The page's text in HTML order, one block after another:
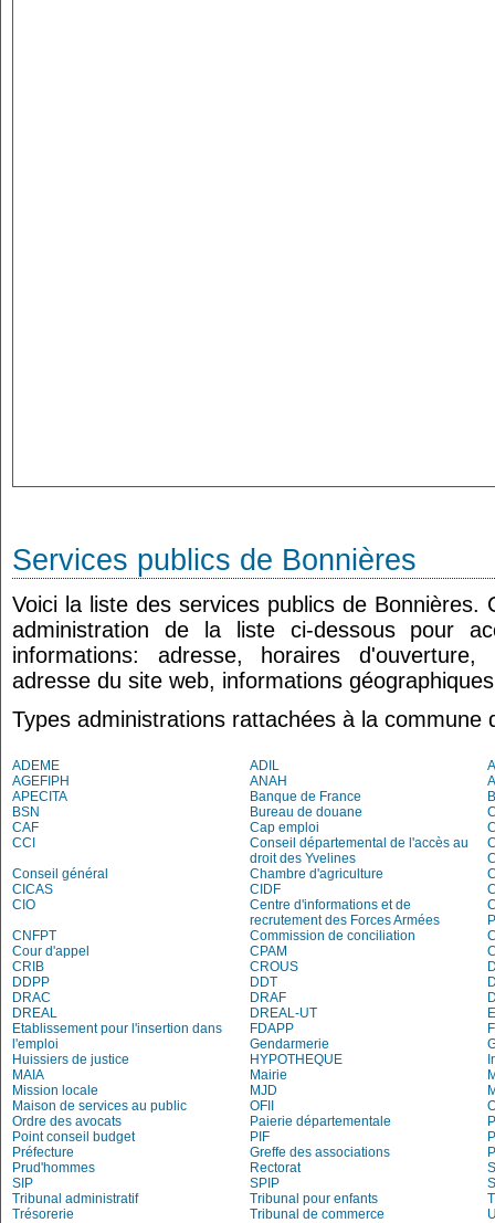
Services publics de Bonnières
Voici la liste des services publics de Bonnières.
administration de la liste ci-dessous pour
informations: adresse, horaires
adresse du site web, informations
Types administrations rattachées à la commune
ADEME ADIL
AGEFIPH
ANAH
APECITA
Banque de France
BSN
Bureau de douane
CAF
Cap emploi
CCI
Conseil départemental de l'accès au
droit des Yvelines
Conseil général
Chambre d'agriculture
CICAS
CIDF
CIO
Centre d'informations et de
recrutement des Forces Armées
CNFPT
Commission de conciliation
Cour d'appel
CPAM
CRIB
CROUS
DDPP
DDT
DRAC
DRAF
DREAL
DREAL-UT
Etablissement pour l'insertion dans
l'emploi
FDAPP
Gendarmerie
Huissiers de justice
HYPOTHEQUE
MAIA
Mairie
Mission locale
MJD
Maison de services au public
OFII
Ordre des avocats
Paierie départementale
Point conseil budget
PIF
Préfecture
Greffe des associations
Prud'hommes
Rectorat
SIP
SPIP
Tribunal administratif
Tribunal pour enfants
Trésorerie
Tribunal de commerce